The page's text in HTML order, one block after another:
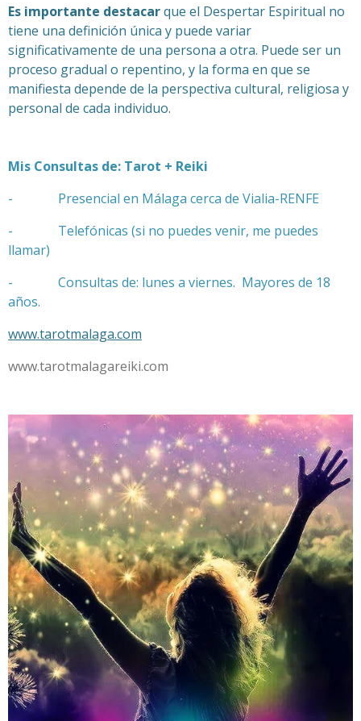
Es importante destacarque el Despertar Espiritual no
tiene una definición única y puede variar
significativamente de una persona a otra. Puede ser un
proceso gradual o repentino, y la forma en que se
manifiesta depende de la perspectiva cultural, religiosa y
personal de cada individuo.
Mis Consultas de: Tarot + Reiki
- Presencial en Málaga cerca de Vialia-RENFE
- Telefónicas (si no puedes venir, me puedes
llamar)
- Consultas de: lunes a viernes. Mayores de 18
años.
www.tarotmalaga.com
www.tarotmalagareiki.com